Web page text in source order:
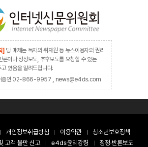
] 당 매체는 독자와 취재원 등 뉴스이용자의 권리
론이나 정정보도, 추후보도를 요청할 수 있는
있음을 알려드립니다.
종인 02-866-9957 , news@e4ds.com
개인정보취급방침 이용약관
청소년보호정책
고객 불만 신고 e4ds윤리강령 정정·반론보도